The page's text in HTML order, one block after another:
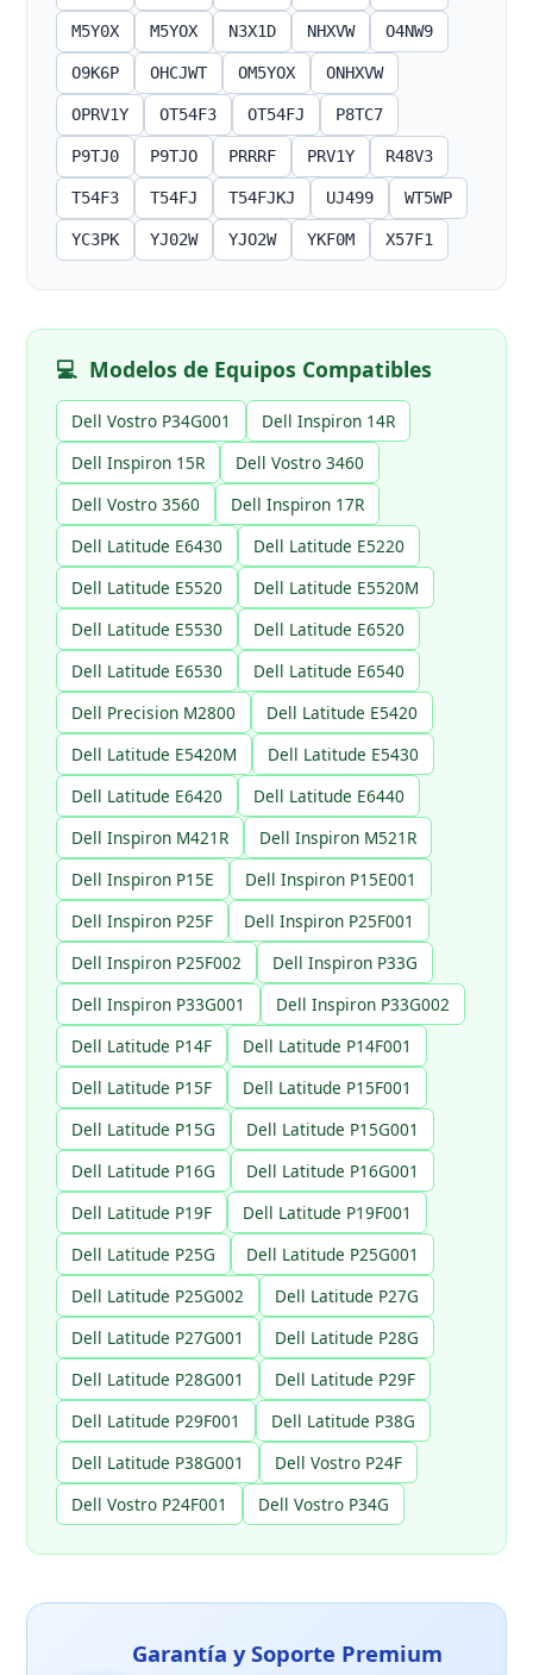
M5Y0X M5YOX N3X1D NHXVW O4NW9
O9K6P OHCJWT OM5YOX ONHXVW
OPRV1Y OT54F3 OT54FJ P8TC7
P9TJ0 P9TJO PRRRF PRV1Y R48V3
T54F3 T54FJ T54FJKJ UJ499 WT5WP
YC3PK YJ02W YJO2W YKF0M X57F1
💻 Modelos de Equipos Compatibles
Dell Vostro P34G001
Dell Inspiron 14R
Dell Inspiron 15R
Dell Vostro 3460
Dell Vostro 3560
Dell Inspiron 17R
Dell Latitude E6430
Dell Latitude E5220
Dell Latitude E5520
Dell Latitude E5520M
Dell Latitude E5530
Dell Latitude E6520
Dell Latitude E6530
Dell Latitude E6540
Dell Precision M2800
Dell Latitude E5420
Dell Latitude E5420M
Dell Latitude E5430
Dell Latitude E6420
Dell Latitude E6440
Dell Inspiron M421R
Dell Inspiron M521R
Dell Inspiron P15E
Dell Inspiron P15E001
Dell Inspiron P25F
Dell Inspiron P25F001
Dell Inspiron P25F002
Dell Inspiron P33G
Dell Inspiron P33G001
Dell Inspiron P33G002
Dell Latitude P14F
Dell Latitude P14F001
Dell Latitude P15F
Dell Latitude P15F001
Dell Latitude P15G
Dell Latitude P15G001
Dell Latitude P16G
Dell Latitude P16G001
Dell Latitude P19F
Dell Latitude P19F001
Dell Latitude P25G
Dell Latitude P25G001
Dell Latitude P25G002
Dell Latitude P27G
Dell Latitude P27G001
Dell Latitude P28G
Dell Latitude P28G001
Dell Latitude P29F
Dell Latitude P29F001
Dell Latitude P38G
Dell Latitude P38G001
Dell Vostro P24F
Dell Vostro P24F001
Dell Vostro P34G
Garantía y Soporte Premium